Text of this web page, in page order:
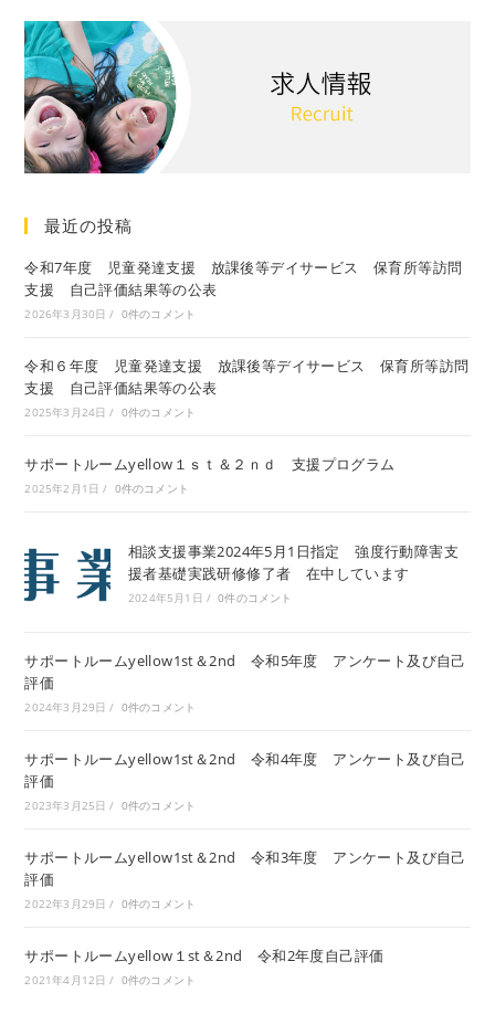
最近の投稿
令和7年度 児童発達支援 放課後等デイサービス 保育所等訪問
支援 自己評価結果等の公表
2026年3月30日 / 0件のコメント
令和６年度 児童発達支援 放課後等デイサービス 保育所等訪問
支援 自己評価結果等の公表
2025年3月24日 / 0件のコメント
サポートルームyellow１ｓｔ＆２ｎｄ 支援プログラム
2025年2月1日 / 0件のコメント
相談支援事業2024年5月1日指定 強度行動障害支
援者基礎実践研修修了者 在中しています
2024年5月1日 / 0件のコメント
サポートルームyellow1st＆2nd 令和5年度 アンケート及び自己
評価
2024年3月29日 / 0件のコメント
サポートルームyellow1st＆2nd 令和4年度 アンケート及び自己
評価
2023年3月25日 / 0件のコメント
サポートルームyellow1st＆2nd 令和3年度 アンケート及び自己
評価
2022年3月29日 / 0件のコメント
サポートルームyellow１st＆2nd 令和2年度自己評価
2021年4月12日 / 0件のコメント